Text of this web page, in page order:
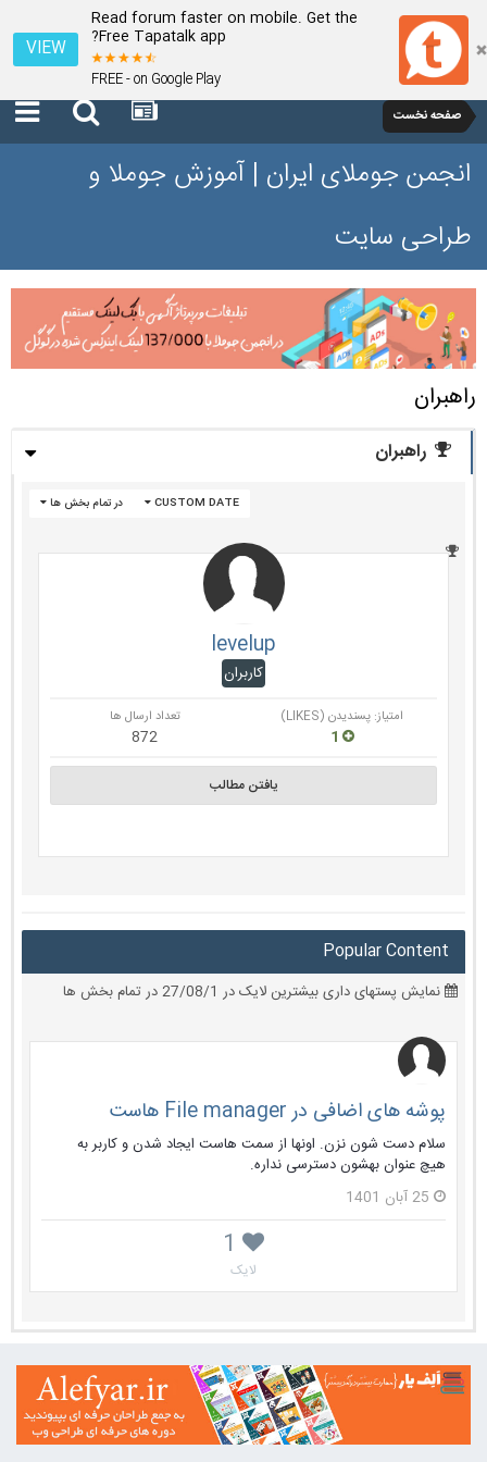
Read forum faster on mobile. Get the
Free Tapatalk app?
FREE - on Google Play
VIEW
صفحه نخست
انجمن جوملای ایران | آموزش جوملا و
طراحی سایت
راهبران
راهبران
در تمام بخش ها CUSTOM DATE
levelup
کاربران
امتیاز: پسندیدن (LIKES) تعداد ارسال ها
872
یافتن مطالب
Popular Content
نمایش پستهای داری بیشترین لایک در 27/08/1 در تمام بخش ها
لایک
پوشه های اضافی در File manager هاست
سلام دست شون نزن. اونها از سمت هاست ایجاد شدن و کاربر به
هیچ عنوان بهشون دسترسی نداره.
25 آبان 1401